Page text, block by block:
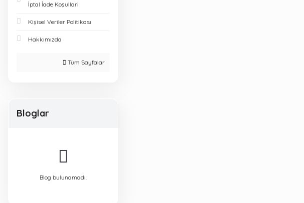
İptal İade Koşullari
Kişisel Veriler Politikası
Hakkımızda
Tüm Sayfalar
Bloglar
Blog bulunamadı.